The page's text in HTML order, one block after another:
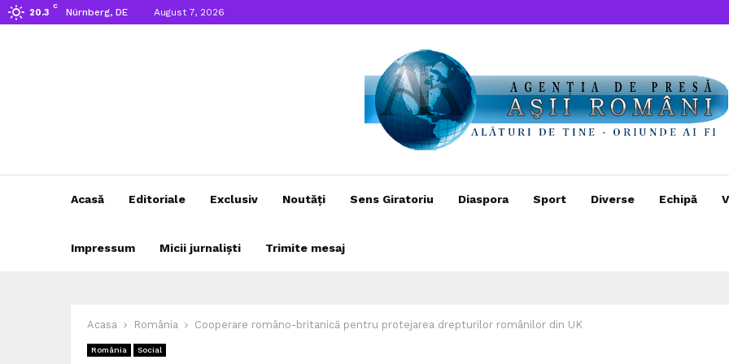
20.3
C
Nürnberg, DE August 7, 2026
Acasă Editoriale Exclusiv Noutăți Sens Giratoriu Diaspora Sport Diverse Echipă
Impressum Micii jurnaliști Trimite mesaj
Acasa România Cooperare româno-britanică pentru protejarea drepturilor românilor din UK
România Social